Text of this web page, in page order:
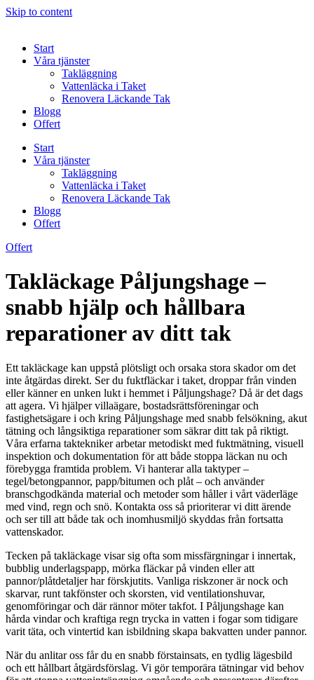
Skip to content
Start
Våra tjänster
Takläggning
Vattenläcka i Taket
Renovera Läckande Tak
Blogg
Offert
Start
Våra tjänster
Takläggning
Vattenläcka i Taket
Renovera Läckande Tak
Blogg
Offert
Offert
Takläckage Påljungshage –
snabb hjälp och hållbara
reparationer av ditt tak
Ett takläckage kan uppstå plötsligt och orsaka stora skador om det
inte åtgärdas direkt. Ser du fuktfläckar i taket, droppar från vinden
eller känner en unken lukt i hemmet i Påljungshage? Då är det dags
att agera. Vi hjälper villaägare, bostadsrättsföreningar och
fastighetsägare i och kring Påljungshage med snabb felsökning, akut
tätning och långsiktiga reparationer som säkrar ditt tak på riktigt.
Våra erfarna taktekniker arbetar metodiskt med fuktmätning, visuell
inspektion och dokumentation för att både stoppa läckan nu och
förebygga framtida problem. Vi hanterar alla taktyper –
tegel/betongpannor, papp/bitumen och plåt – och använder
branschgodkända material och metoder som håller i vårt väderläge
med vind, regn och snö. Kontakta oss så prioriterar vi ditt ärende
och ser till att både tak och inomhusmiljö skyddas från fortsatta
vattenskador.
Tecken på takläckage visar sig ofta som missfärgningar i innertak,
bubblig underlagspapp, mörka fläckar på vinden eller att
pannor/plåtdetaljer har förskjutits. Vanliga riskzoner är nock och
skarvar, runt takfönster och skorsten, vid ventilationshuvar,
genomföringar och där rännor möter takfot. I Påljungshage kan
hårda vindar och kraftiga regn trycka in vatten i fogar som tidigare
varit täta, och vintertid kan isbildning skapa bakvatten under pannor.
När du anlitar oss får du en snabb förstainsats, en tydlig lägesbild
och ett hållbart åtgärdsförslag. Vi gör temporära tätningar vid behov